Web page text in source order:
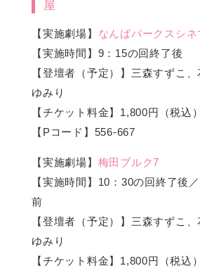
屋
【実施劇場】 なんばパークスシネ
【実施時間】9：15の回終了後
【登壇者（予定）】三森すずこ
ゆみり
【チケット料金】1,800円（税込）
【Pコード】556-667
【実施劇場】 梅田ブルク7
【実施時間】10：30の回終了後
前
【登壇者（予定）】三森すずこ
ゆみり
【チケット料金】1,800円（税込）